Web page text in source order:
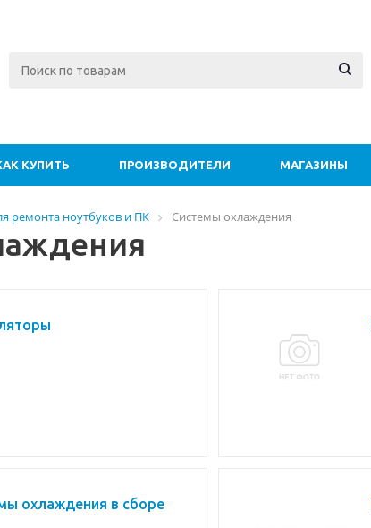
КУПИТЬ ПРОИЗВОДИТЕЛИ МАГАЗИНЫ
ремонта ноутбуков и ПК Системы охлаждения
охлаждения в сборе